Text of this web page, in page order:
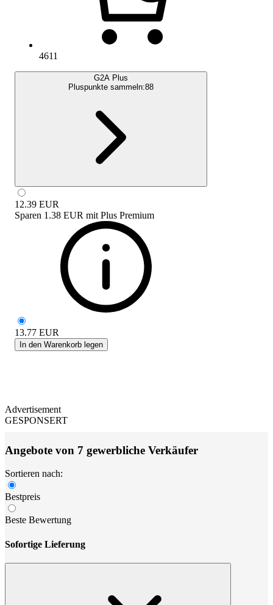
4611
G2A Plus
Pluspunkte sammeln:88
12.39 EUR
Sparen 1.38 EUR mit Plus Premium
13.77 EUR
In den Warenkorb legen
Advertisement
GESPONSERT
Angebote von 7 gewerbliche Verkäufer
Sortieren nach:
Bestpreis
Beste Bewertung
Sofortige Lieferung